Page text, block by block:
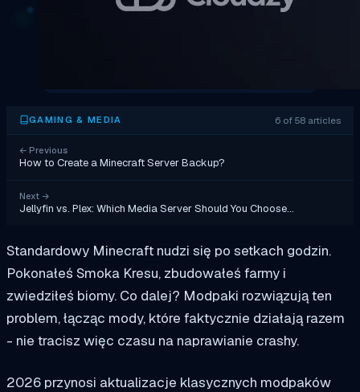
GAMING & MEDIA 6 of 58 articles
← Previous
How to Create a Minecraft Server Backup?
Next →
Jellyfin vs. Plex: Which Media Server Should You Choose…
Standardowy Minecraft nudzi się po setkach godzin.
Pokonałeś Smoka Kresu, zbudowałeś farmy i
zwiedziłeś biomy. Co dalej? Modpaki rozwiązują ten
problem, łącząc mody, które faktycznie działają razem
- nie tracisz więc czasu na naprawianie crashy.
2026 przynosi aktualizacje klasycznych modpaków